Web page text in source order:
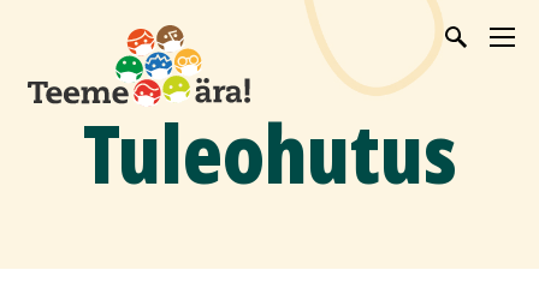
Tuleohutus